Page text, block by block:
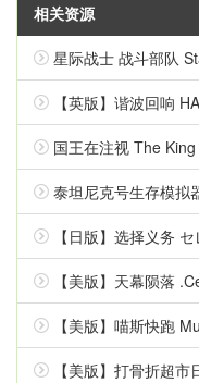
相关资源
星际战士 战斗部队
【英版】谐波回响
国王在注视 The
泰坦尼克号生存模拟
【日版】选择义务
【美版】天幕陨落
【美版】喵斯快跑
【美版】打骨折超